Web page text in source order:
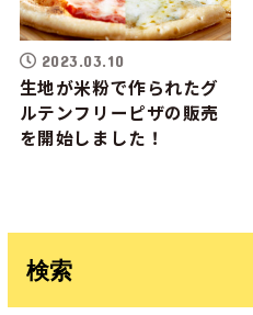
2023.03.10
生地が米粉で作られたグ
ルテンフリーピザの販売
を開始しました！
検索